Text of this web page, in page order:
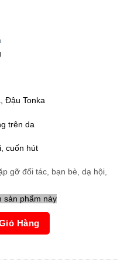
Đậu Tonka
trên da
cuốn hút
gỡ đối tác, bạn bè, dạ hội,
sản phẩm này
số lượng
Hàng